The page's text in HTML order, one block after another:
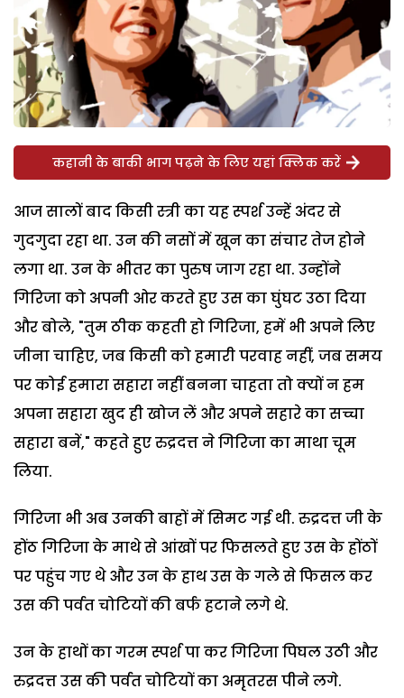
कहानी के बाकी भाग पढ़ने के लिए यहां क्लिक करें
आज सालों बाद किसी स्त्री का यह स्पर्श उन्हें अंदर से
गुदगुदा रहा था. उन की नसों में खून का संचार तेज होने
लगा था. उन के भीतर का पुरुष जाग रहा था. उन्होंने
गिरिजा को अपनी ओर करते हुए उस का घुंघट उठा दिया
और बोले, "तुम ठीक कहती हो गिरिजा, हमें भी अपने लिए
जीना चाहिए, जब किसी को हमारी परवाह नहीं, जब समय
पर कोई हमारा सहारा नहीं बनना चाहता तो क्यों न हम
अपना सहारा खुद ही खोज लें और अपने सहारे का सच्चा
सहारा बनें," कहते हुए रुद्रदत्त ने गिरिजा का माथा चूम
लिया.
गिरिजा भी अब उनकी बाहों में सिमट गई थी. रुद्रदत्त जी के
होंठ गिरिजा के माथे से आंखों पर फिसलते हुए उस के होंठों
पर पहुंच गए थे और उन के हाथ उस के गले से फिसल कर
उस की पर्वत चोटियों की बर्फ हटाने लगे थे.
उन के हाथों का गरम स्पर्श पा कर गिरिजा पिघल उठी और
रुद्रदत्त उस की पर्वत चोटियों का अमृतरस पीने लगे.